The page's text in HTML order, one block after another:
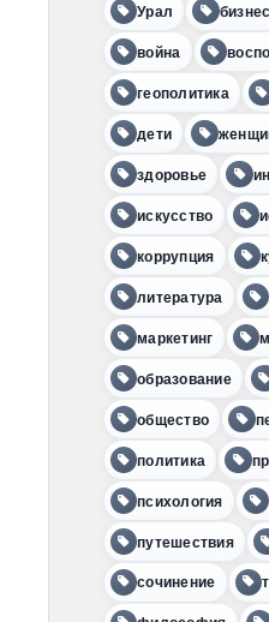
Урал бизнес
война
геополитика
дети
здоровье
искусство
коррупция
литература
маркетинг
образование
общество
политика
психология
путешествия
сочинение